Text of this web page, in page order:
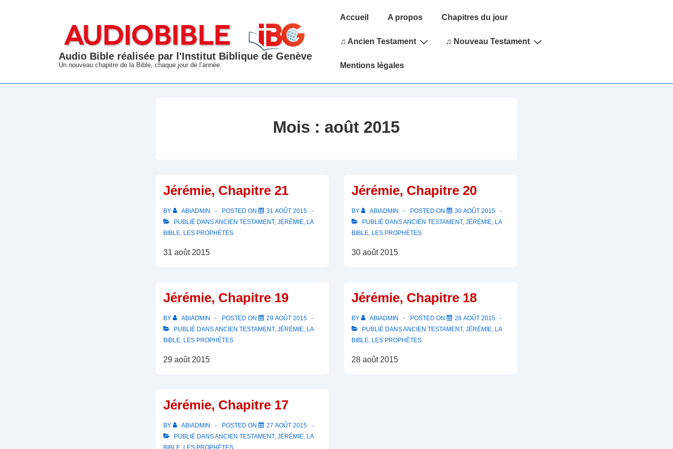
Audio Bible réalisée par l'Institut Biblique de Genève
Un nouveau chapitre de la Bible, chaque jour de l’année.
Main
Accueil A propos Chapitres du jour
♫ Ancien Testament ♫ Nouveau Testament
Mentions légales
Mois : août 2015
Jérémie, Chapitre 21
BY ABIADMIN POSTED ON
31 AOÛT 2015
PUBLIÉ DANSANCIEN TESTAMENT, JÉRÉMIE, LA
BIBLE, LES PROPHÈTES
31 août 2015
Jérémie, Chapitre 20
BY ABIADMIN POSTED ON
30 AOÛT 2015
PUBLIÉ DANSANCIEN TESTAMENT, JÉRÉMIE, LA
BIBLE, LES PROPHÈTES
30 août 2015
Jérémie, Chapitre 19
BY ABIADMIN POSTED ON
29 AOÛT 2015
PUBLIÉ DANSANCIEN TESTAMENT, JÉRÉMIE, LA
BIBLE, LES PROPHÈTES
29 août 2015
Jérémie, Chapitre 18
BY ABIADMIN POSTED ON
28 AOÛT 2015
PUBLIÉ DANSANCIEN TESTAMENT, JÉRÉMIE, LA
BIBLE, LES PROPHÈTES
28 août 2015
Jérémie, Chapitre 17
BY ABIADMIN POSTED ON
27 AOÛT 2015
PUBLIÉ DANSANCIEN TESTAMENT, JÉRÉMIE, LA